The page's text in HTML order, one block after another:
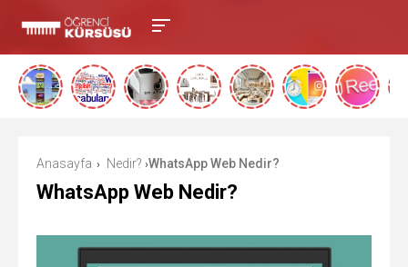
Anasayfa › Nedir? ›WhatsApp Web Nedir?
WhatsApp Web Nedir?